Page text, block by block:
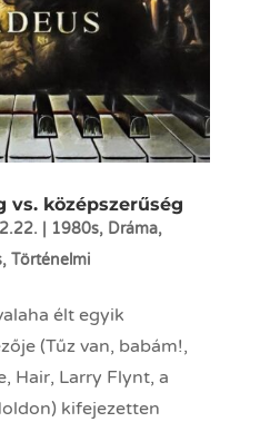
vs. középszerűség
1980s, Dráma,
, Történelmi
élt egyik
(Tűz van, babám!,
Hair, Larry Flynt, a
kifejezetten